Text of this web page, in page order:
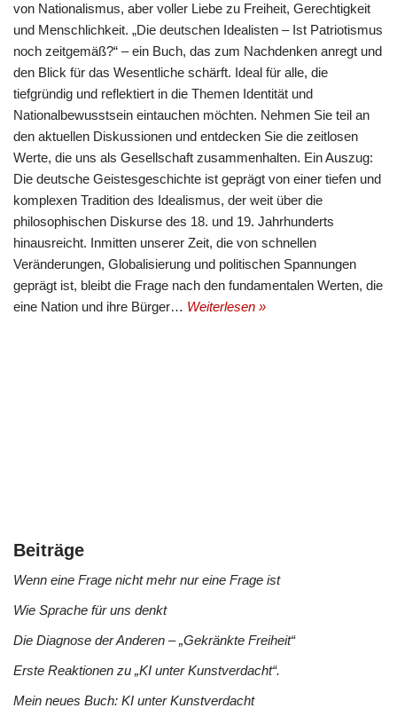
von Nationalismus, aber voller Liebe zu Freiheit, Gerechtigkeit
und Menschlichkeit. „Die deutschen Idealisten – Ist Patriotismus
noch zeitgemäß?“ – ein Buch, das zum Nachdenken anregt und
den Blick für das Wesentliche schärft. Ideal für alle, die
tiefgründig und reflektiert in die Themen Identität und
Nationalbewusstsein eintauchen möchten. Nehmen Sie teil an
den aktuellen Diskussionen und entdecken Sie die zeitlosen
Werte, die uns als Gesellschaft zusammenhalten. Ein Auszug:
Die deutsche Geistesgeschichte ist geprägt von einer tiefen und
komplexen Tradition des Idealismus, der weit über die
philosophischen Diskurse des 18. und 19. Jahrhunderts
hinausreicht. Inmitten unserer Zeit, die von schnellen
Veränderungen, Globalisierung und politischen Spannungen
geprägt ist, bleibt die Frage nach den fundamentalen Werten, die
eine Nation und ihre Bürger… Weiterlesen »
Beiträge
Wenn eine Frage nicht mehr nur eine Frage ist
Wie Sprache für uns denkt
Die Diagnose der Anderen – „Gekränkte Freiheit“
Erste Reaktionen zu „KI unter Kunstverdacht“.
Mein neues Buch: KI unter Kunstverdacht